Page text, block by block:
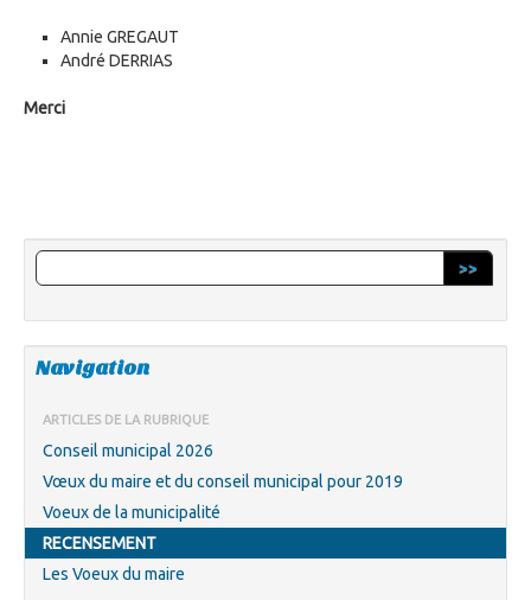
Annie GREGAUT
André DERRIAS
Merci
>>
Navigation
ARTICLES DE LA RUBRIQUE
Conseil municipal 2026
Vœux du maire et du conseil municipal pour 2019
Voeux de la municipalité
RECENSEMENT
Les Voeux du maire